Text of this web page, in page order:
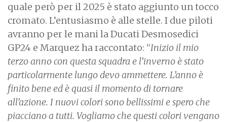
quale però per il 2025 è stato aggiunto un tocco
cromato. L’entusiasmo è alle stelle. I due piloti
avranno per le mani la Ducati Desmosedici
GP24 e Marquez ha raccontato: “Inizio il mio
terzo anno con questa squadra e l’inverno è stato
particolarmente lungo devo ammettere. L’anno è
finito bene ed è quasi il momento di tornare
all’azione. I nuovi colori sono bellissimi e spero che
piacciano a tutti. Vogliamo che questi colori vengano